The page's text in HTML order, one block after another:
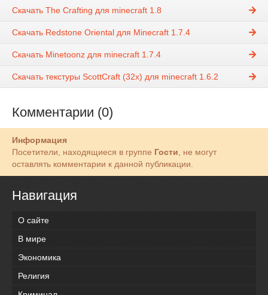
Скачать The Crafting для minecraft 1.8
Скачать Redstone Oriental для Minecraft 1.7.4
Скачать Minetoonz для minecraft 1.7.4
Скачать текстуры ScottCraft (32х) для minecraft 1.6.2
Комментарии (0)
Информация
Посетители, находящиеся в группе Гости, не могут
оставлять комментарии к данной публикации.
Навигация
О сайте
В мире
Экономика
Религия